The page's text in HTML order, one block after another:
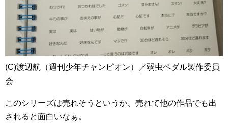
(C)渡辺航（週刊少年チャンピオン）／弱虫ペダル製作委員
会
このシリーズは売れそうというか、売れて他の作品でも出
されると面白いなぁ。